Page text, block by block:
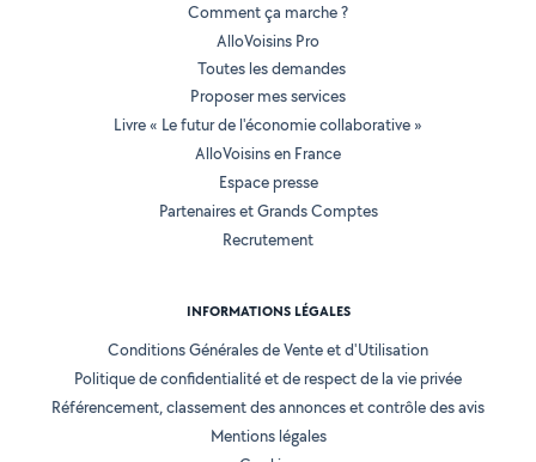
Comment ça marche ?
AlloVoisins Pro
Toutes les demandes
Proposer mes services
Livre « Le futur de l'économie collaborative »
AlloVoisins en France
Espace presse
Partenaires et Grands Comptes
Recrutement
INFORMATIONS LÉGALES
Conditions Générales de Vente et d'Utilisation
Politique de confidentialité et de respect de la vie privée
Référencement, classement des annonces et contrôle des avis
Mentions légales